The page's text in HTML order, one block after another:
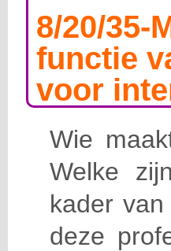
8/20/35-
functie
voor
Wie
Welke
kader
deze